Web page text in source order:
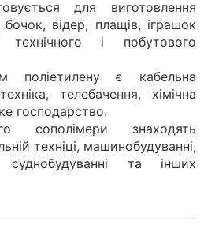
для виготовлення
бочок, відер, плащів, іграшок
і побутового
поліетилену є кабельна
телебачення, хімічна
господарство.
сополімери знаходять
техніці, машинобудуванні,
суднобудуванні та інших